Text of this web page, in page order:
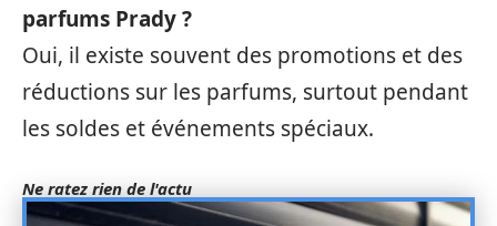
parfums Prady ?
Oui, il existe souvent des promotions et des
réductions sur les parfums, surtout pendant
les soldes et événements spéciaux.
Ne ratez rien de l'actu